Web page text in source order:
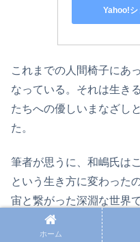
Yahoo!シ
これまでの人間椅子にあ
なっている。それは生き
たちへの優しいまなざし
た。
筆者が思うに、和嶋氏は
という生き方に変わった
宙と繋がった深淵な世界で
筆者の仮説であるが、こ
ホーム